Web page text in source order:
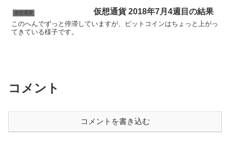
仮想通貨 仮想通貨 2018年7月4週目の結果
このへんでずっと停滞していますが、ビットコインはちょっと上がっ
てきている様子です。
コメント
コメントを書き込む